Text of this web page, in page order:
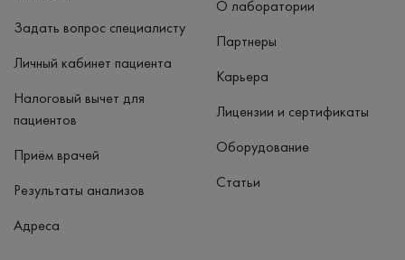
Задать вопрос специалисту
Личный кабинет пациента
Налоговый вычет для
пациентов
Приём врачей
Результаты анализов
Адреса
О лаборатории
Партнеры
Карьера
Лицензии и сертификаты
Оборудование
Статьи